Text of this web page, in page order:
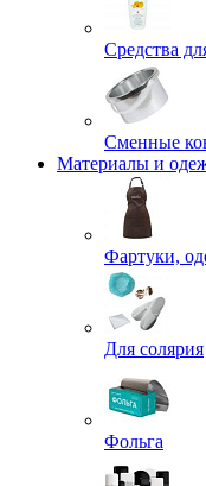
Средства
Сменные
Материалы и
Фартуки,
Для солярия
Фольга